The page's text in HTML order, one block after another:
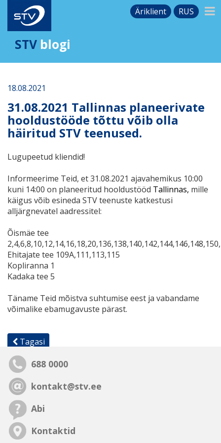
Äriklient RUS
STV blogi
18.08.2021
31.08.2021 Tallinnas planeerivate
hooldustööde tõttu võib olla
häiritud STV teenused.
Lugupeetud kliendid!
Informeerime Teid, et 31.08.2021 ajavahemikus 10:00
kuni 14:00 on planeeritud hooldustööd Tallinnas, mille
käigus võib esineda STV teenuste katkestusi
alljärgnevatel aadressitel:
Õismäe tee
Ehitajate tee 109A,111,113,115
Kopliranna 1
Kadaka tee 5
Täname Teid mõistva suhtumise eest ja vabandame
võimalike ebamugavuste pärast.
Tagasi
688 0000
kontakt@stv.ee
Abi
Kontaktid